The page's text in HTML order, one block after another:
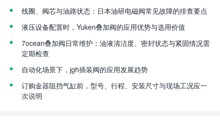
线圈、阀芯与油路状态：日本油研电磁阀常见故障的排查要点
液压设备配置时，Yuken叠加阀的应用优势与选用价值
7ocean叠加阀日常维护：油液清洁度、密封状态与紧固情况需
定期检查
自动化场景下，jgh插装阀的应用发展趋势
订购金器阻挡气缸前，型号、行程、安装尺寸与现场工况应一
次说明